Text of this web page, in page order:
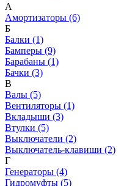
А
Амортизаторы (6)
Б
Балки (1)
Бамперы (9)
Барабаны (1)
Бачки (3)
В
Валы (5)
Вентиляторы (1)
Вкладыши (3)
Втулки (5)
Выключатели (2)
Выключатель-клавиши (2)
Г
Генераторы (4)
Гидромуфты (5)